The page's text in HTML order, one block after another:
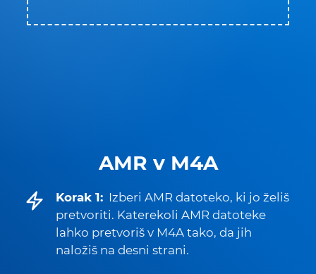
AMR v M4A
Korak 1: Izberi AMR datoteko, ki jo želiš
pretvoriti. Katerekoli AMR datoteke
lahko pretvoriš v M4A tako, da jih
naložiš na desni strani.